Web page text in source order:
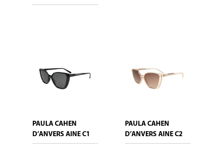
PAULA CAHEN
D’ANVERS AINE C1
PAULA CAHEN
D’ANVERS AINE C2